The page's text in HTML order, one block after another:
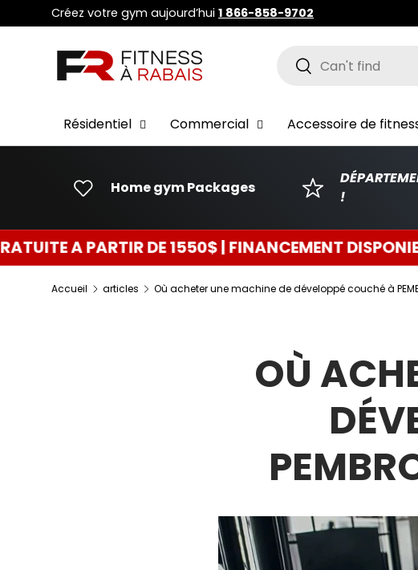
ALLER AU CONTENU
Créez votre gym aujourd’hui 1 866-858-9702
Rechercher
Résidentiel Commercial Accessoire de
Home gym Packages
!
1550$ | FINANCEMENT DISPONIBLE 0$ COMPTANT
Accueil articles Où acheter une machine de développé couché à
OÙ